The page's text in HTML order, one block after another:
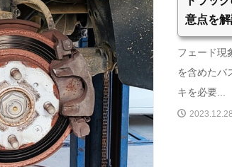
意点を
フェード現
を含めたバ
キを必要...
2023.12.28